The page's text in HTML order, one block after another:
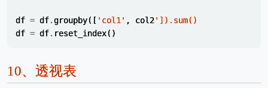
df = df.groupby([ 'col1' , col2']).sum()
df = df. reset_index()
10、 透视表